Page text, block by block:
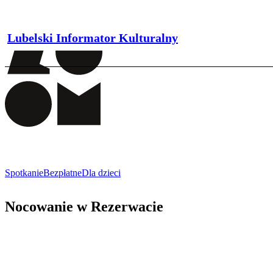
Lubelski Informator Kulturalny
SpotkanieBezpłatneDla dzieci
Nocowanie w Rezerwacie